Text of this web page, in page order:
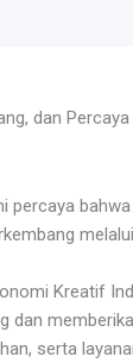
dan
percaya
Kreatif
dan
serta